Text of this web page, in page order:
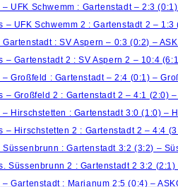
– UFK Schwemm : Gartenstadt – 2:3
– UFK Schwemm 2 : Gartenstadt 2 –
: SV Aspern – 0:3 (0:2) –
– Gartenstadt 2 : SV Aspern 2 – 10:4
– Großfeld : Gartenstadt – 2:4 (0:1) –
– Großfeld 2 : Gartenstadt 2 – 4:1 (2:0)
– Hirschstetten : Gartenstadt 3:0 (1:0) –
– Hirschstetten 2 : Gartenstadt 2 – 4:4
Süssenbrunn : Gartenstadt 3:2 (3:2) –
Süssenbrunn 2 : Gartenstadt 2 3:2
Gartenstadt : Marianum 2:5 (0:4) –